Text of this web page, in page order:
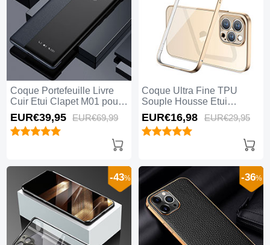
Coque Portefeuille Livre
Cuir Etui Clapet M01 pour
Apple iPhone 15 Pro Noir
EUR€39,95 EUR€69,99
Coque Ultra Fine TPU
Souple Housse Etui
Transparente H05 pour
Apple iPhone 15 Pro Or
EUR€16,98 EUR€29,95
-43% -36%